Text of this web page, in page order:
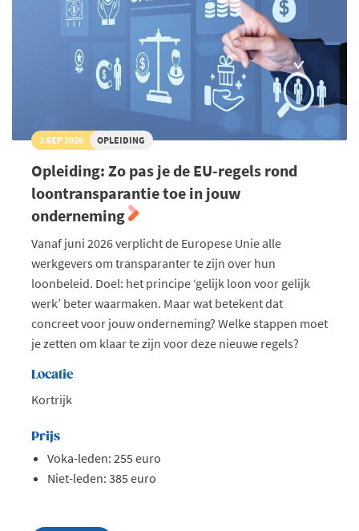
3 SEP 2026 OPLEIDING
Opleiding: Zo pas je de EU-regels rond
loontransparantie toe in jouw
onderneming
Vanaf juni 2026 verplicht de Europese Unie alle
werkgevers om transparanter te zijn over hun
loonbeleid. Doel: het principe ‘gelijk loon voor gelijk
werk’ beter waarmaken. Maar wat betekent dat
concreet voor jouw onderneming? Welke stappen moet
je zetten om klaar te zijn voor deze nieuwe regels?
Locatie
Kortrijk
Prijs
Voka-leden: 255 euro
Niet-leden: 385 euro